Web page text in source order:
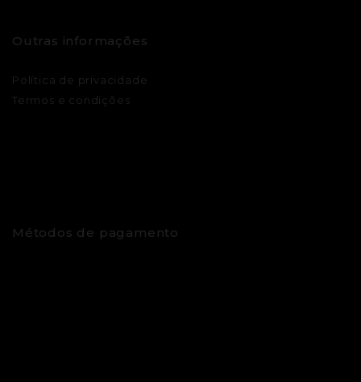
Outras informações
Política de privacidade
Termos e condições
Métodos de pagamento